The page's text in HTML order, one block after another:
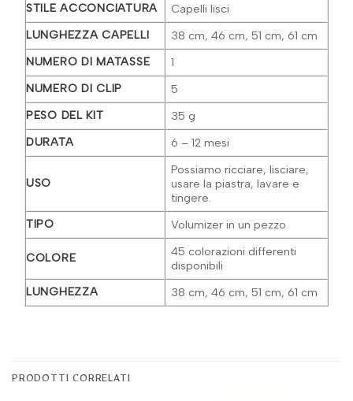
STILE ACCONCIATURA
Capelli lisci
LUNGHEZZA CAPELLI
38 cm, 46 cm, 51 cm, 61 cm
NUMERO DI MATASSE
1
NUMERO DI CLIP
5
PESO DEL KIT
35 g
DURATA
6 – 12 mesi
USO
Possiamo ricciare, lisciare,
usare la piastra, lavare e
tingere.
TIPO
Volumizer in un pezzo
COLORE
45 colorazioni differenti
disponibili
LUNGHEZZA
38 cm, 46 cm, 51 cm, 61 cm
PRODOTTI CORRELATI